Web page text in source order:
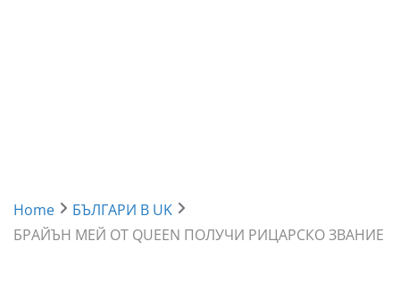
Home
БЪЛГАРИ В UK
БРАЙЪН МЕЙ ОТ QUEEN ПОЛУЧИ РИЦАРСКО ЗВАНИЕ